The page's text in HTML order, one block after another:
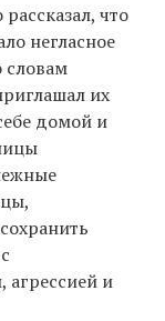
что
негласное
словам
их
домой и
агрессией и